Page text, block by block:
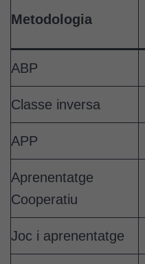
Metodologia
ABP
Classe inversa
APP
Aprenentatge
Cooperatiu
Joc i aprenentatge